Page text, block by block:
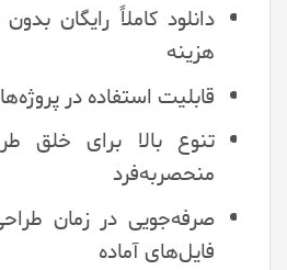
دانلود کاملاً رایگان
هزینه
قابلیت استفاده در
تنوع بالا برای خلق
منحصربه‌فرد
صرفه‌جویی در زمان
فایل‌های آماده